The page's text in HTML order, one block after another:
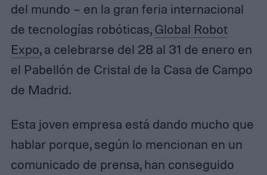
del mundo – en la gran feria internacional
de tecnologías robóticas,Global Robot
Expo, a celebrarse del 28 al 31 de enero en
el Pabellón de Cristal de la Casa de Campo
de Madrid.
Esta joven empresa está dando mucho que
hablar porque, según lo mencionan en un
comunicado de prensa, han conseguido